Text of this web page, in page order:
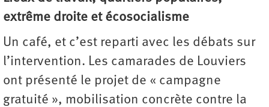
extrême droite et écosocialisme
Un café, et c’est reparti avec les débats sur
l’intervention. Les camarades de Louviers
ont présenté le projet de « campagne
gratuité », mobilisation concrète contre la